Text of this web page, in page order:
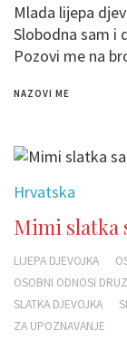
Mlada lijepa
Slobodna sam i
Pozovi me na
NAZOVI ME
Hrvatska
Mimi slatka
LIJEPA DJEVOJKA
OSOBNI ODNOSI
SLATKA DJEVOJKA
ZA UPOZNAVANJE